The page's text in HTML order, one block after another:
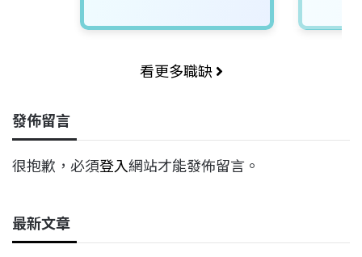
看更多職缺
發佈留言
很抱歉，必須登入網站才能發佈留言。
最新文章